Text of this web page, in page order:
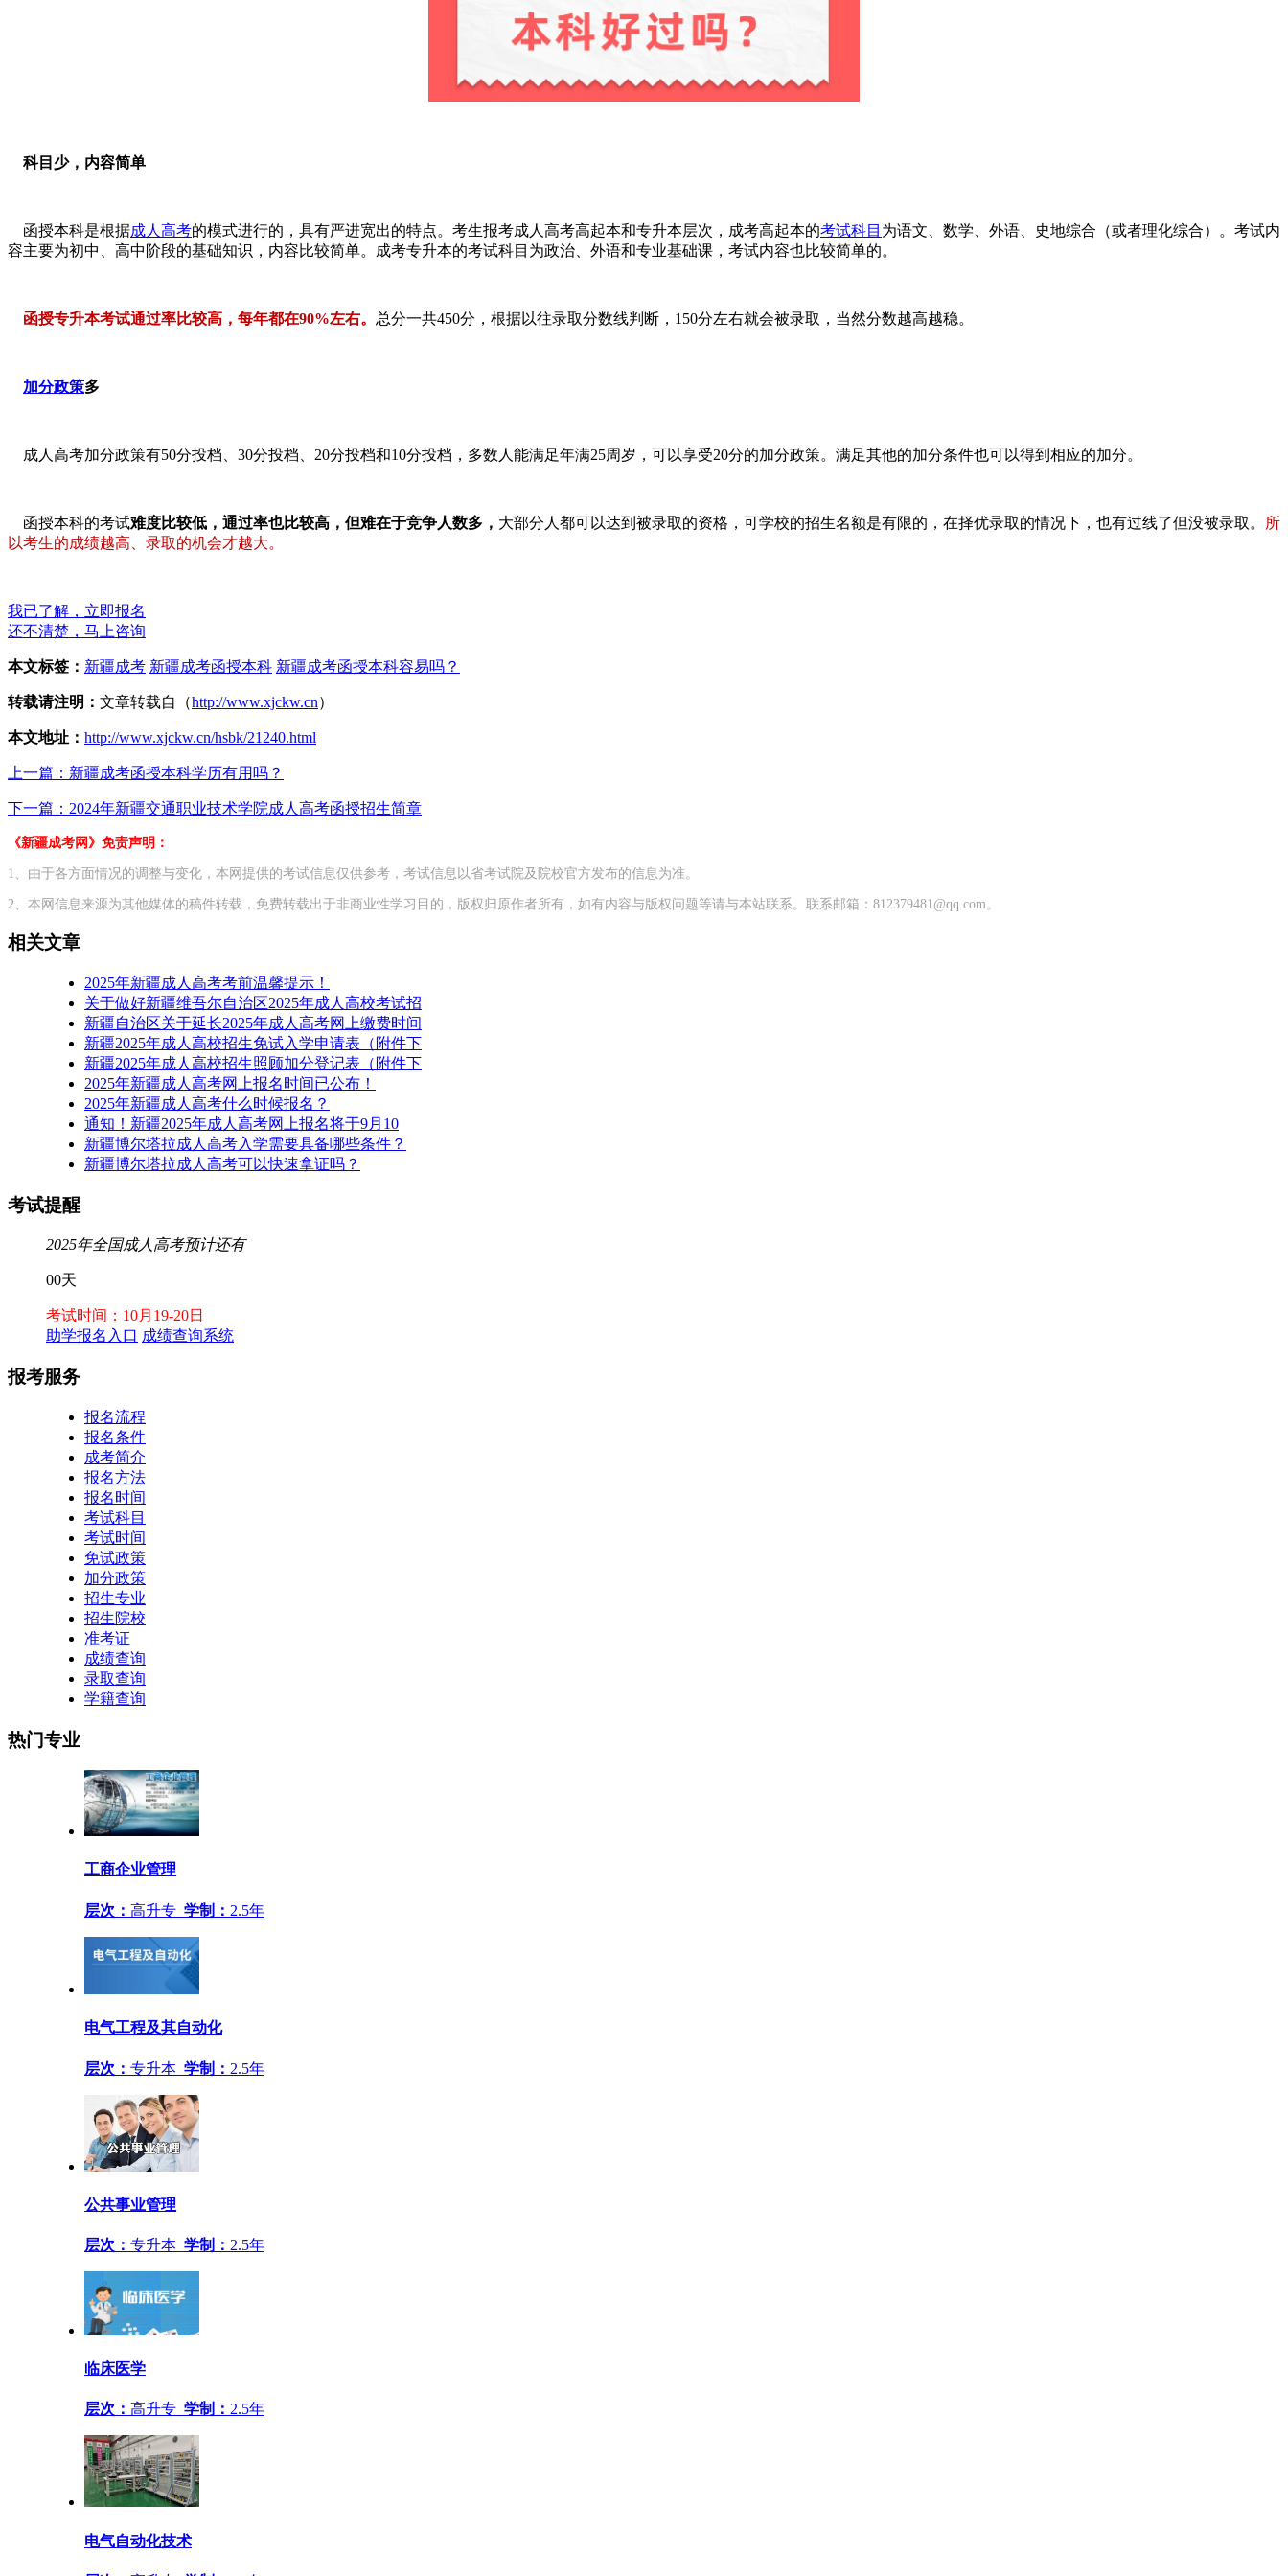
科目少，内容简单
函授本科是根据成人高考的模式进行的，具有严进宽出的特点。考生报考成人高考高起本和专升本层次，成考高起本的考试科目 为语文、数学、外语、史地综合（或者理化综合）。考试内
容主要为初中、高中阶段的基础知识，内容比较简单。成考专升本的考试科目为政治、外语和专业基础课，考试内容也比较简单的。
函授专升本考试通过率比较高，每年都在90%左右。 总分一共450分，根据以往录取分数线判断，150分左右就会被录取，当然分数越高越稳。
加分政策多
成人高考加分政策有50分投档、30分投档、20分投档和10分投档，多数人能满足年满25周岁，可以享受20分的加分政策。满足其他的加分条件也可以得到相应的加分。
函授本科的考试难度比较低，通过率也比较高，但难在于竞争人数多， 大部分人都可以达到被录取的资格，可学校的招生名额是有限的，在择优录取的情况下，也有过线了但没被录取。
所
以考生的成绩越高、录取的机会才越大。
我已了解，立即报名
还不清楚，马上咨询
本文标签： 新疆成考 新疆成考函授本科 新疆成考函授本科容易吗？
转载请注明： 文章转载自（http://www.xjckw.cn）
本文地址： http://www.xjckw.cn/hsbk/21240.html
上一篇：新疆成考函授本科学历有用吗？
下一篇：2024年新疆交通职业技术学院成人高考函授招生简章
《新疆成考网》免责声明：
1、由于各方面情况的调整与变化，本网提供的考试信息仅供参考，考试信息以省考试院及院校官方发布的信息为准。
2、本网信息来源为其他媒体的稿件转载，免费转载出于非商业性学习目的，版权归原作者所有，如有内容与版权问题等请与本站联系。联系邮箱：812379481@qq.com。
相关文章
2025年新疆成人高考考前温馨提示！
关于做好新疆维吾尔自治区2025年成人高校考试招
新疆自治区关于延长2025年成人高考网上缴费时间
新疆2025年成人高校招生免试入学申请表（附件下
新疆2025年成人高校招生照顾加分登记表（附件下
2025年新疆成人高考网上报名时间已公布！
2025年新疆成人高考什么时候报名？
通知！新疆2025年成人高考网上报名将于9月10
新疆博尔塔拉成人高考入学需要具备哪些条件？
新疆博尔塔拉成人高考可以快速拿证吗？
考试提醒
2025年全国成人高考预计还有
00天
考试时间：10月19-20日
助学报名入口 成绩查询系统
报考服务
报名流程
报名条件
成考简介
报名方法
报名时间
考试科目
考试时间
免试政策
加分政策
招生专业
招生院校
准考证
成绩查询
录取查询
学籍查询
热门专业
工商企业管理
层次： 高升专 学制： 2.5年
电气工程及其自动化
层次： 专升本 学制： 2.5年
公共事业管理
层次： 专升本 学制： 2.5年
临床医学
层次： 高升专 学制： 2.5年
电气自动化技术